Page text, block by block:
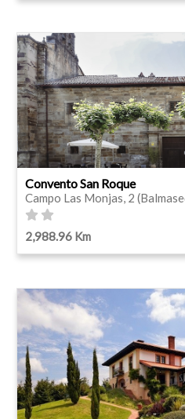
Convento San Roque
Campo Las Monjas, 2
2,988.96 Km